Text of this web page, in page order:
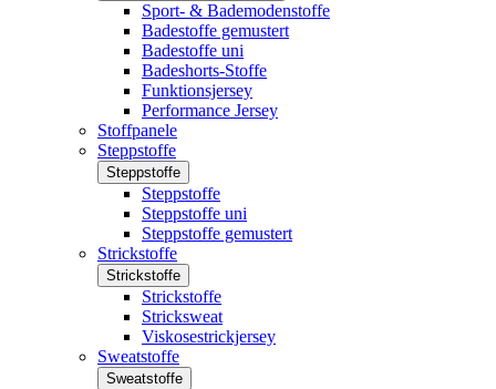
Sport- & Bademodenstoffe
Badestoffe gemustert
Badestoffe uni
Badeshorts-Stoffe
Funktionsjersey
Performance Jersey
Stoffpanele
Steppstoffe
Steppstoffe
Steppstoffe
Steppstoffe uni
Steppstoffe gemustert
Strickstoffe
Strickstoffe
Strickstoffe
Stricksweat
Viskosestrickjersey
Sweatstoffe
Sweatstoffe